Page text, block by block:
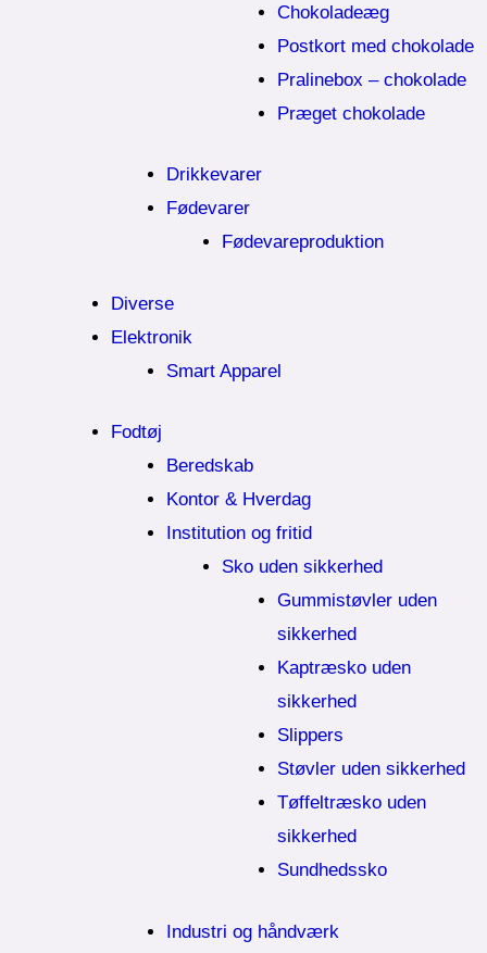
Chokoladeæg
Postkort med chokolade
Pralinebox – chokolade
Præget chokolade
Drikkevarer
Fødevarer
Fødevareproduktion
Diverse
Elektronik
Smart Apparel
Fodtøj
Beredskab
Kontor & Hverdag
Institution og fritid
Sko uden sikkerhed
Gummistøvler uden
sikkerhed
Kaptræsko uden
sikkerhed
Slippers
Støvler uden sikkerhed
Tøffeltræsko uden
sikkerhed
Sundhedssko
Industri og håndværk